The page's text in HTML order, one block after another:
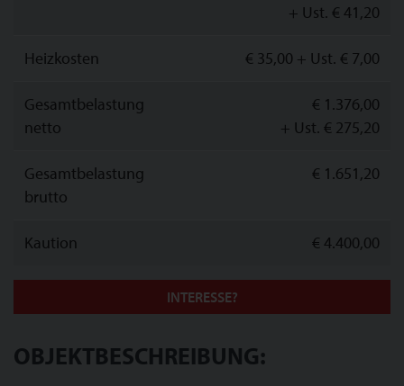
+ Ust. € 41,20
Heizkosten € 35,00 + Ust. € 7,00
Gesamtbelastung
netto
€ 1.376,00
+ Ust. € 275,20
Gesamtbelastung
brutto
€ 1.651,20
Kaution € 4.400,00
INTERESSE?
OBJEKTBESCHREIBUNG: